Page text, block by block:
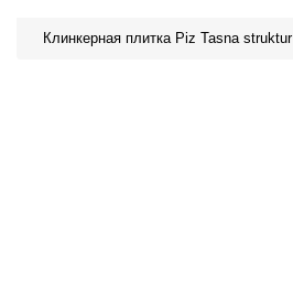
Клинкерная плитка Piz Tasnа struktur